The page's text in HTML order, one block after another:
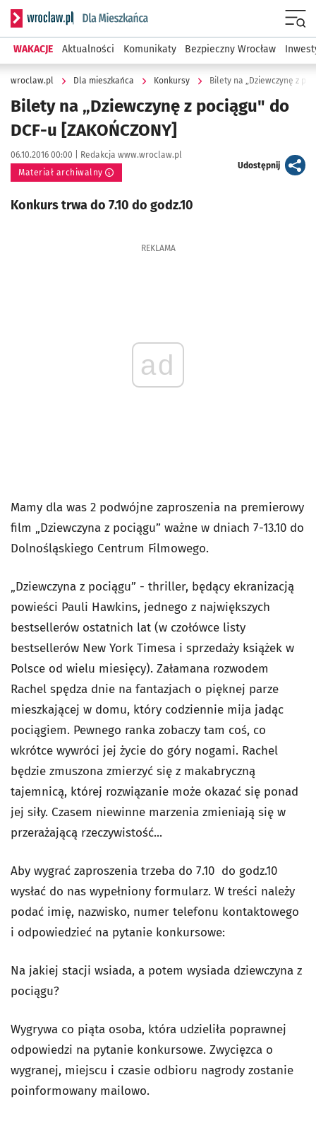
Serwis informacyjny wroclaw.pl podserwis: Dla mieszkańca
WAKACJE Aktualności Komunikaty Bezpieczny Wrocław
wroclaw.pl Dla mieszkańca Konkursy Bilety na „Dziewczynę z
Bilety na „Dziewczynę z pociągu" do
DCF-u [ZAKOŃCZONY]
Data publikacji:
06.10.2016 00:00 | Autor:
Redakcja www.wroclaw.pl
Materiał archiwalny
Udostępnijartykuł
Konkurs trwa do 7.10 do godz.10
REKLAMA
ad
Mamy dla was 2 podwójne zaproszenia na premierowy
film „Dziewczyna z pociągu” ważne w dniach 7-13.10 do
Dolnośląskiego Centrum Filmowego.
„Dziewczyna z pociągu” - thriller, będący ekranizacją
powieści Pauli Hawkins, jednego z największych
bestsellerów ostatnich lat (w czołówce listy
bestsellerów New York Timesa i sprzedaży książek w
Polsce od wielu miesięcy). Załamana rozwodem
Rachel spędza dnie na fantazjach o pięknej parze
mieszkającej w domu, który codziennie mija jadąc
pociągiem. Pewnego ranka zobaczy tam coś, co
wkrótce wywróci jej życie do góry nogami. Rachel
będzie zmuszona zmierzyć się z makabryczną
tajemnicą, której rozwiązanie może okazać się ponad
jej siły. Czasem niewinne marzenia zmieniają się w
przerażającą rzeczywistość...
Aby wygrać zaproszenia trzeba do 7.10 do godz.10
wysłać do nas wypełniony formularz. W treści należy
podać imię, nazwisko, numer telefonu kontaktowego
i odpowiedzieć na pytanie konkursowe:
Na jakiej stacji wsiada, a potem wysiada dziewczyna z
pociągu?
Wygrywa co piąta osoba, która udzieliła poprawnej
odpowiedzi na pytanie konkursowe. Zwycięzca o
wygranej, miejscu i czasie odbioru nagrody zostanie
poinformowany mailowo.